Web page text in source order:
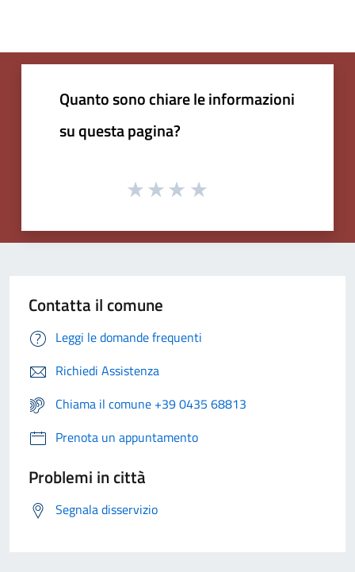
Quanto sono chiare le informazioni
su questa pagina?
Contatta il comune
Leggi le domande frequenti
Richiedi Assistenza
Chiama il comune +39 0435 68813
Prenota un appuntamento
Problemi in città
Segnala disservizio